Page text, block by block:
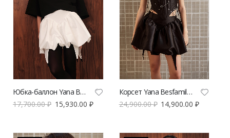
Юбка-баллон Yana Besfamilnaya с подвязками мини белого цвета
17,700.00₽ 15,930.00 ₽
Корсет Yana Besfamilnaya с булавками черного цвета
24,900.00₽ 14,900.00₽